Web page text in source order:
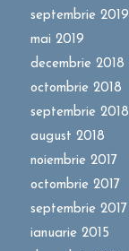
septembrie 2019
mai 2019
decembrie 2018
octombrie 2018
septembrie 2018
august 2018
noiembrie 2017
octombrie 2017
septembrie 2017
ianuarie 2015